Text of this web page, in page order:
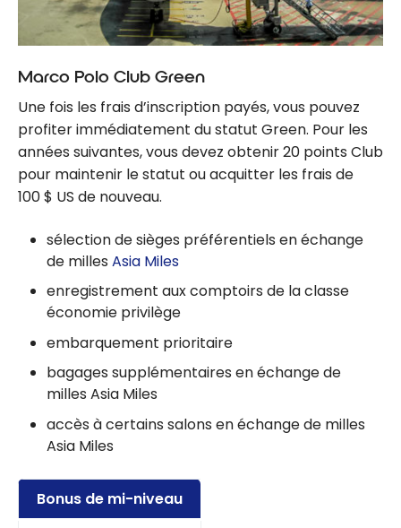
Marco Polo Club Green
Une fois les frais d’inscription payés, vous pouvez
profiter immédiatement du statut Green. Pour les
années suivantes, vous devez obtenir 20 points Club
pour maintenir le statut ou acquitter les frais de
100 $ US de nouveau.
sélection de sièges préférentiels en échange
de milles Asia Miles
enregistrement aux comptoirs de la classe
économie privilège
embarquement prioritaire
bagages supplémentaires en échange de
milles Asia Miles
accès à certains salons en échange de milles
Asia Miles
Bonus de mi-niveau